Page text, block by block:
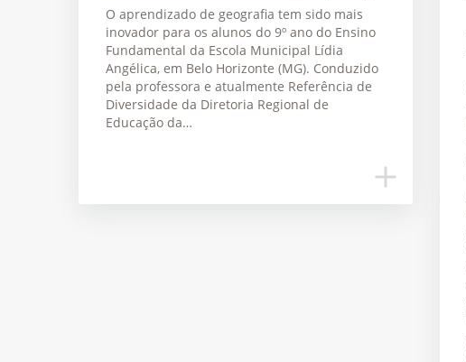
O aprendizado de geografia tem sido mais
inovador para os alunos do 9º ano do Ensino
Fundamental da Escola Municipal Lídia
Angélica, em Belo Horizonte (MG). Conduzido
pela professora e atualmente Referência de
Diversidade da Diretoria Regional de
Educação da…